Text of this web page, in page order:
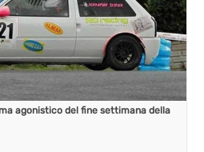
agonistico del fine settimana della